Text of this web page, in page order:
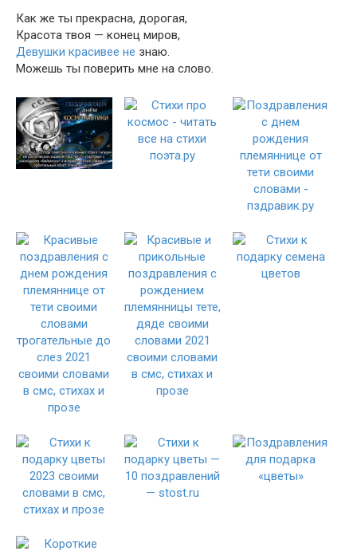
Как же ты прекрасна, дорогая,
Красота твоя — конец миров,
Девушки красивее не знаю.
Можешь ты поверить мне на слово.